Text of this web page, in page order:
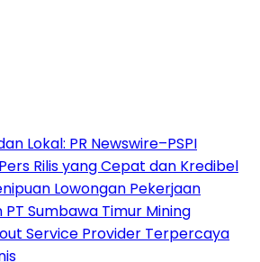
Lokal: PR Newswire–PSPI
Rilis yang Cepat dan Kredibel
Lowongan Pekerjaan
Sumbawa Timur Mining
Service Provider Terpercaya